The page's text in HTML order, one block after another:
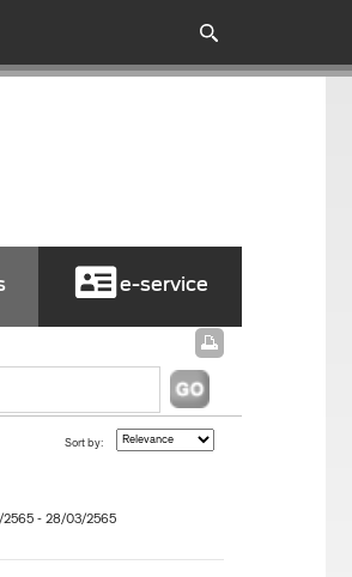
e-service
Sort by:
- 28/03/2565